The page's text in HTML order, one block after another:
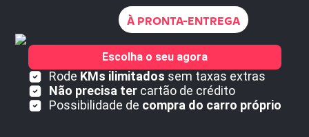
À PRONTA-ENTREGA
Rode KMs ilimitados sem taxas extras
Não precisa tercartão de crédito
Possibilidade de compra do carro próprio
Escolha o seu agora